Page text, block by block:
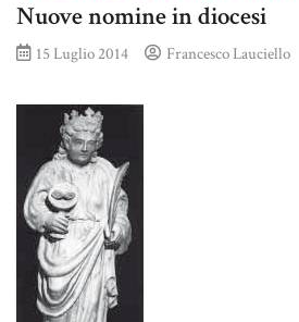
Nuove nomine in diocesi
15 Luglio 2014 Francesco Lauciello